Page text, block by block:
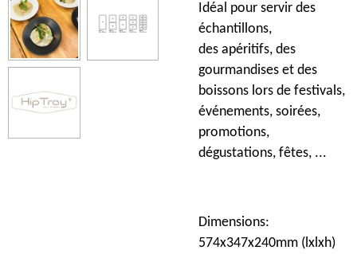
Idéal pour servir des
échantillons,
des apéritifs, des
gourmandises et des
boissons lors de festivals,
événements, soirées,
promotions,
dégustations, fêtes, ...
Dimensions:
574x347x240mm (lxlxh)